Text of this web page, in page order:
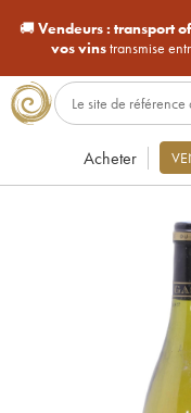
🚚Vendeurs : transport
vos vinstransmise
Acheter